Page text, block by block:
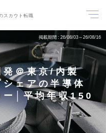
スカウト転職
掲載期間 26/08/03～26/08/16
発＠東京/内製
ェアの半導体
ー│平均年収150